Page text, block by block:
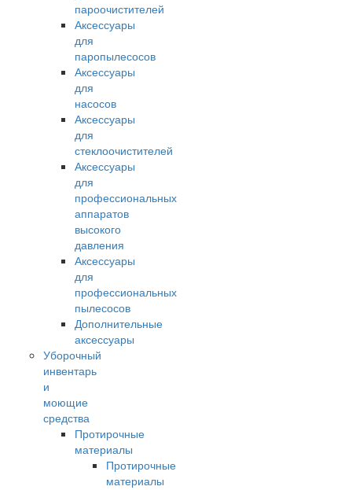
пароочистителей
Аксессуары
для
паропылесосов
Аксессуары
для
насосов
Аксессуары
для
стеклоочистителей
Аксессуары
для
профессиональных
аппаратов
высокого
давления
Аксессуары
для
профессиональных
пылесосов
Дополнительные
аксессуары
Уборочный
инвентарь
и
моющие
средства
Протирочные
материалы
Протирочные
материалы